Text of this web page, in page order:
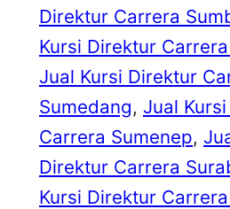
Direktur Carrera
Kursi Direktur
Jual Kursi Direktur
Sumedang, Jual
Carrera Sumenep,
Direktur Carrera
Kursi Direktur